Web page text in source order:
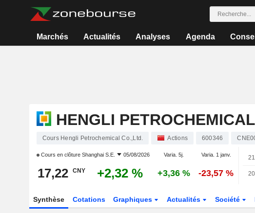
Marchés Actualités Analyses Agenda
HENGLI
Cours Hengli Petrochemical Co.,Ltd. Actions 600346
Cours en clôture Shanghai S.E. 05/08/2026 Varia. 5j. Varia. 1 janv.
17,22 CNY +2,32 % +3,36 % -23,57 %
Synthèse Cotations Graphiques Actualités Société